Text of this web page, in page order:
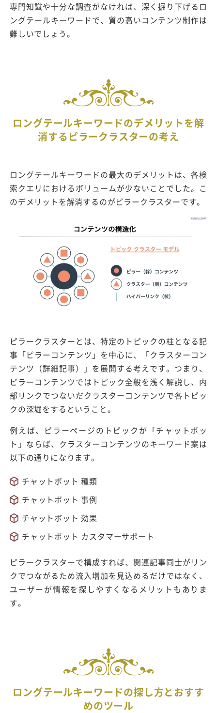
専門知識や十分な調査がなければ、深く掘り下げるロ
ングテールキーワードで、質の高いコンテンツ制作は
難しいでしょう。
ロングテールキーワードのデメリットを解
消するピラークラスターの考え
ロングテールキーワードの最大のデメリットは、各検
索クエリにおけるボリュームが少ないことでした。こ
のデメリットを解消するのがピラークラスターです。
ピラークラスターとは、特定のトピックの柱となる記
事「ピラーコンテンツ」を中心に、「クラスターコン
テンツ（詳細記事）」を展開する考えです。つまり、
ピラーコンテンツではトピック全般を浅く解説し、内
部リンクでつないだクラスターコンテンツで各トピッ
クの深堀をするということ。
例えば、ピラーページのトピックが「チャットボッ
ト」ならば、クラスターコンテンツのキーワード案は
以下の通りになります。
チャットボット 種類
チャットボット 事例
チャットボット 効果
チャットボット カスタマーサポート
ピラークラスターで構成すれば、関連記事同士がリン
クでつながるため流入増加を見込めるだけではなく、
ユーザーが情報を探しやすくなるメリットもありま
す。
ロングテールキーワードの探し方とおすす
めのツール